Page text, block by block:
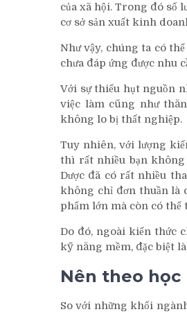
của xã hội. Trong đó số
cơ sở sản xuất kinh
Như vậy, chúng ta có
chưa đáp ứng được nhu
Với sự thiếu hụt nguồn
việc làm cũng như
không lo bị thất nghiệp.
Tuy nhiên, với lượng
thì rất nhiều bạn không
Dược đã có rất nhiều
không chỉ đơn thuần là
phẩm lớn mà còn có
Do đó, ngoài kiến thức
kỹ năng mềm, đặc biệt
Nên theo học
So với những khối